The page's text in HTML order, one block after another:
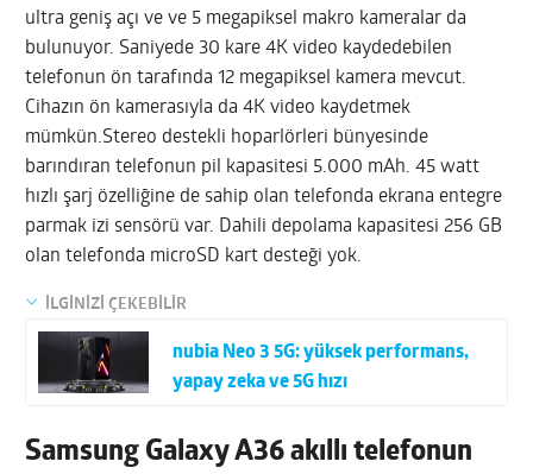
ultra geniş açı ve ve 5 megapiksel makro kameralar da
bulunuyor. Saniyede 30 kare 4K video kaydedebilen
telefonun ön tarafında 12 megapiksel kamera mevcut.
Cihazın ön kamerasıyla da 4K video kaydetmek
mümkün.Stereo destekli hoparlörleri bünyesinde
barındıran telefonun pil kapasitesi 5.000 mAh. 45 watt
hızlı şarj özelliğine de sahip olan telefonda ekrana entegre
parmak izi sensörü var. Dahili depolama kapasitesi 256 GB
olan telefonda microSD kart desteği yok.
İLGİNİZİ ÇEKEBİLİR
nubia Neo 3 5G: yüksek performans,
yapay zeka ve 5G hızı
Samsung Galaxy A36 akıllı telefonun